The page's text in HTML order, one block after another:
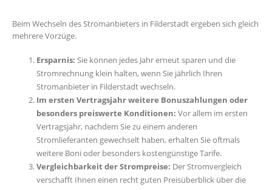
Beim Wechseln des Stromanbieters in Filderstadt ergeben sich gleich
mehrere Vorzüge.
Ersparnis: Sie können jedes Jahr erneut sparen und die
Stromrechnung klein halten, wenn Sie jährlich Ihren
Stromanbieter in Filderstadt wechseln.
Im ersten Vertragsjahr weitere Bonuszahlungen oder
besonders preiswerte Konditionen: Vor allem im ersten
Vertragsjahr, nachdem Sie zu einem anderen
Stromlieferanten gewechselt haben, erhalten Sie oftmals
weitere Boni oder besonders kostengünstige Tarife.
Vergleichbarkeit der Strompreise: Der Stromvergleich
verschafft Ihnen einen recht guten Preisüberblick über die